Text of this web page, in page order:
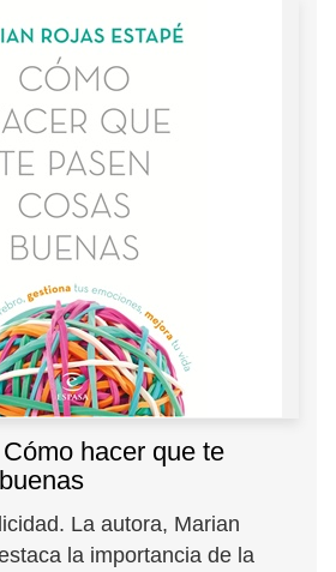
hacer que te
La autora, Marian
la importancia de la